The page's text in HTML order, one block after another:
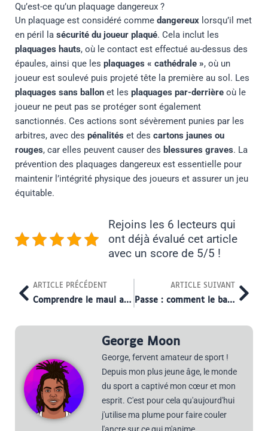
Qu’est-ce qu’un plaquage dangereux ?
Un plaquage est considéré comme dangereuxlorsqu’il met
en péril la sécurité du joueur plaqué. Cela inclut les
plaquages hauts, où le contact est effectué au-dessus des
épaules, ainsi que les plaquages « cathédrale », où un
joueur est soulevé puis projeté tête la première au sol. Les
plaquages sans ballonet les plaquages par-derrièreoù le
joueur ne peut pas se protéger sont également
sanctionnés. Ces actions sont sévèrement punies par les
arbitres, avec des pénalités et des cartons jaunes ou
rouges, car elles peuvent causer des blessures graves. La
prévention des plaquages dangereux est essentielle pour
maintenir l’intégrité physique des joueurs et assurer un jeu
équitable.
Rejoins les 6 lecteurs qui
ont déjà évalué cet article
avec un score de 5/5 !
ARTICLE PRÉCÉDENT
Comprendre le maul au rugby
ARTICLE SUIVANT
Passe : comment le ballon circule entre les joueurs
George Moon
George, fervent amateur de sport !
Depuis mon plus jeune âge, le monde
du sport a captivé mon cœur et mon
esprit. C'est pour cela qu'aujourd'hui
j'utilise ma plume pour faire couler